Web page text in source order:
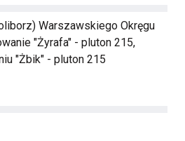
Warszawskiego Okręgu
"Żyrafa" - pluton 215,
"Żbik" - pluton 215